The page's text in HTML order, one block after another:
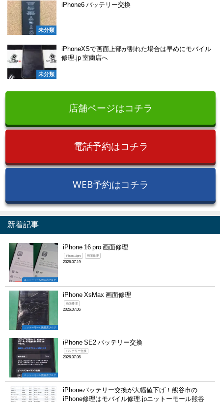
未分類
iPhone6 バッテリー交換
未分類
iPhoneXSで画面上部が割れた場合は早めにモバイル
修理.jp 室蘭店へ
店舗ページはコチラ
電話予約はコチラ
WEB予約はコチラ
新着記事
ニットーモール熊谷店ブログ
iPhone 16 pro 画面修理
iPhone16pro 画面修理
2026.07.19
ニットーモール熊谷店ブログ
iPhone XsMax 画面修理
画面修理
2026.07.06
ニットーモール熊谷店ブログ
iPhone SE2 バッテリー交換
バッテリー交換
2026.07.06
iPhoneバッテリー交換が大幅値下げ！熊谷市の
iPhone修理はモバイル修理.jpニットーモール熊谷